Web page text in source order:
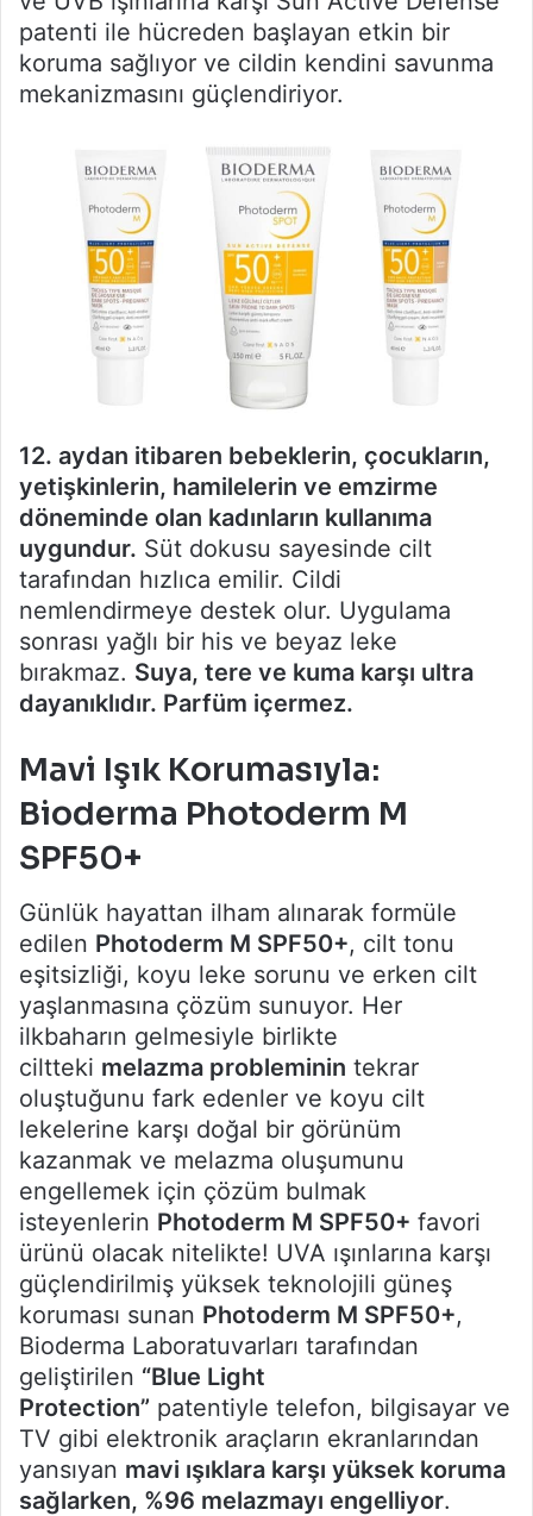
patenti ile hücreden başlayan etkin bir
koruma sağlıyor ve cildin kendini savunma
mekanizmasını güçlendiriyor.
12. aydan itibaren bebeklerin, çocukların,
yetişkinlerin, hamilelerin ve emzirme
döneminde olan kadınların kullanıma
uygundur. Süt dokusu sayesinde cilt
tarafından hızlıca emilir. Cildi
nemlendirmeye destek olur. Uygulama
sonrası yağlı bir his ve beyaz leke
bırakmaz. Suya, tere ve kuma karşı ultra
dayanıklıdır. Parfüm içermez.
Mavi Işık Korumasıyla:
Bioderma Photoderm M
SPF50+
Günlük hayattan ilham alınarak formüle
edilen Photoderm M SPF50+, cilt tonu
eşitsizliği, koyu leke sorunu ve erken cilt
yaşlanmasına çözüm sunuyor. Her
ilkbaharın gelmesiyle birlikte
ciltteki melazma probleminin tekrar
oluştuğunu fark edenler ve koyu cilt
lekelerine karşı doğal bir görünüm
kazanmak ve melazma oluşumunu
engellemek için çözüm bulmak
isteyenlerin Photoderm M SPF50+ favori
ürünü olacak nitelikte! UVA ışınlarına karşı
güçlendirilmiş yüksek teknolojili güneş
koruması sunan Photoderm M SPF50+,
Bioderma Laboratuvarları tarafından
geliştirilen “Blue Light
Protection” patentiyle telefon, bilgisayar ve
TV gibi elektronik araçların ekranlarından
yansıyan mavi ışıklara karşı yüksek koruma
sağlarken, %96 melazmayı engelliyor.